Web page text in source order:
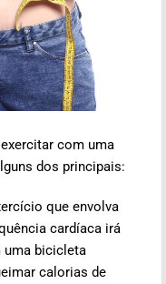
com uma
dos principais:
que envolva
cardíaca irá
uma bicicleta
calorias de